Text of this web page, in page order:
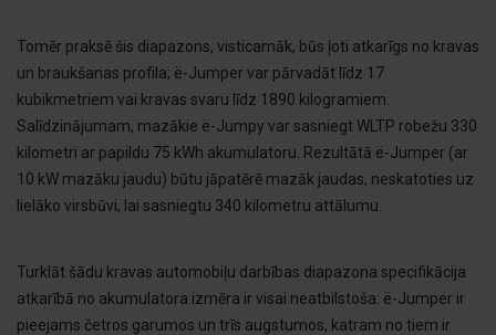
Tomēr praksē šis diapazons, visticamāk, būs ļoti atkarīgs no kravas
un braukšanas profila; ë-Jumper var pārvadāt līdz 17
kubikmetriem vai kravas svaru līdz 1890 kilogramiem.
Salīdzinājumam, mazākie ë-Jumpy var sasniegt WLTP robežu 330
kilometri ar papildu 75 kWh akumulatoru. Rezultātā ë-Jumper (ar
10 kW mazāku jaudu) būtu jāpatērē mazāk jaudas, neskatoties uz
lielāko virsbūvi, lai sasniegtu 340 kilometru attālumu.
Turklāt šādu kravas automobiļu darbības diapazona specifikācija
atkarībā no akumulatora izmēra ir visai neatbilstoša: ë-Jumper ir
pieejams četros garumos un trīs augstumos, katram no tiem ir